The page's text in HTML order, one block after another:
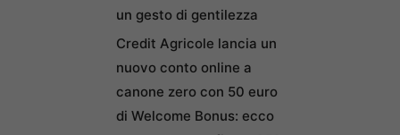
un gesto di gentilezza
Credit Agricole lancia un
nuovo conto online a
canone zero con 50 euro
di Welcome Bonus: ecco